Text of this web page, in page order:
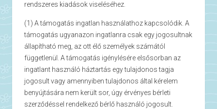
rendszeres kiadások viseléséhez.
(1) A támogatás ingatlan használathoz kapcsolódik. A
támogatás ugyanazon ingatlanra csak egy jogosultnak
állapítható meg, az ott élő személyek számától
függetlenül. A támogatás igénylésére elsősorban az
ingatlant használó háztartás egy tulajdonos tagja
jogosult vagy amennyiben tulajdonos által kérelem
benyújtására nem került sor, úgy érvényes bérleti
szerződéssel rendelkező bérlő használó jogosult.